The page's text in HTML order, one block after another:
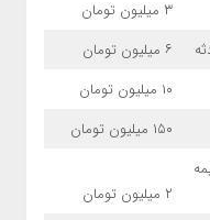
۳ میلیون تومان
۶ میلیون تومان
۱۰ میلیون تومان
۱۵۰ میلیون تومان
۲ میلیون تومان